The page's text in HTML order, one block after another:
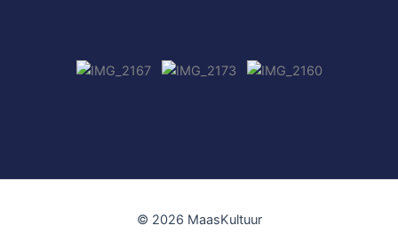
© 2026 MaasKultuur